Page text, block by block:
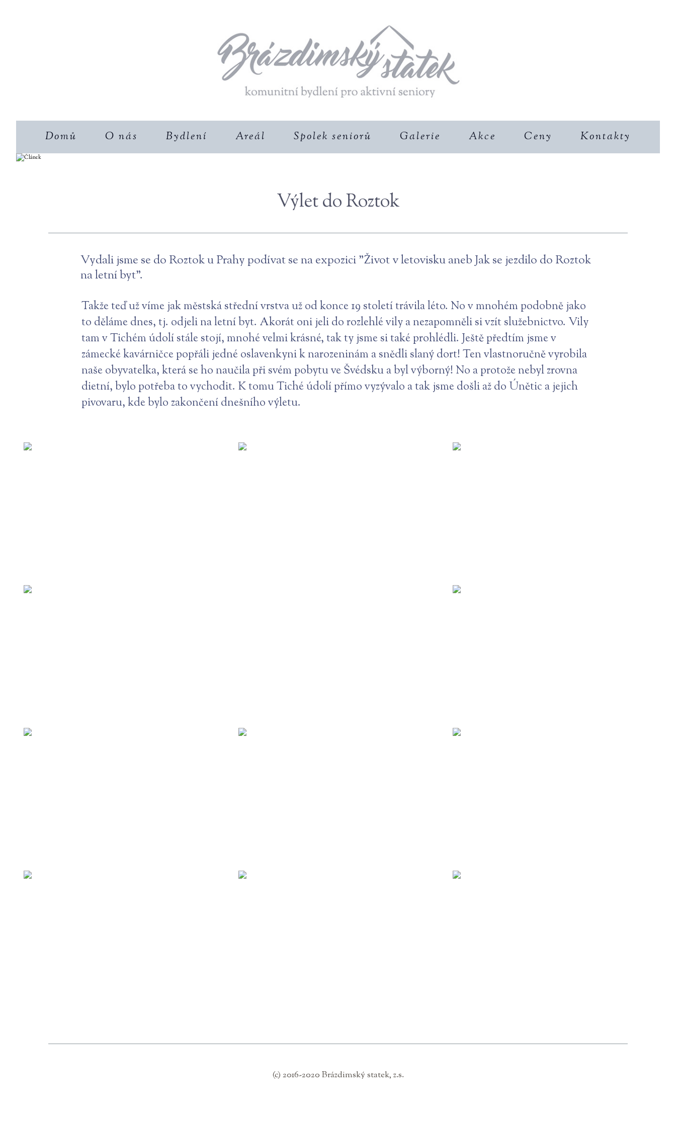
Domů O nás Bydlení Areál Spolek seniorů Galerie Akce Ceny Kontakty
Výlet do Roztok
Vydali jsme se do Roztok u Prahy podívat se na expozici "Život v letovisku aneb Jak se jezdilo do Roztok
na letní byt".
Takže teď už víme jak městská střední vrstva už od konce 19 století trávila léto. No v mnohém podobně jako
to děláme dnes, tj. odjeli na letní byt. Akorát oni jeli do rozlehlé vily a nezapomněli si vzít služebnictvo. Vily
tam v Tichém údolí stále stojí, mnohé velmi krásné, tak ty jsme si také prohlédli. Ještě předtím jsme v
zámecké kavárničce popřáli jedné oslavenkyni k narozeninám a snědli slaný dort! Ten vlastnoručně vyrobila
naše obyvatelka, která se ho naučila při svém pobytu ve Švédsku a byl výborný! No a protože nebyl zrovna
dietní, bylo potřeba to vychodit. K tomu Tiché údolí přímo vyzývalo a tak jsme došli až do Únětic a jejich
pivovaru, kde bylo zakončení dnešního výletu.
(c) 2016-2020 Brázdimský statek, z.s.